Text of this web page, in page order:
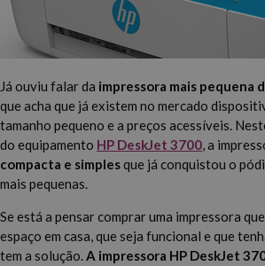
Já ouviu falar da impressora mais pequena
que acha que já existem no mercado
tamanho pequeno e a preços acessíveis.
do equipamento HP DeskJet 3700, a
compacta e simplesque já conquistou o
mais pequenas.
Se está a pensar comprar uma impressora
espaço em casa, que seja funcional e que
tem a solução.A impressora HP DeskJet